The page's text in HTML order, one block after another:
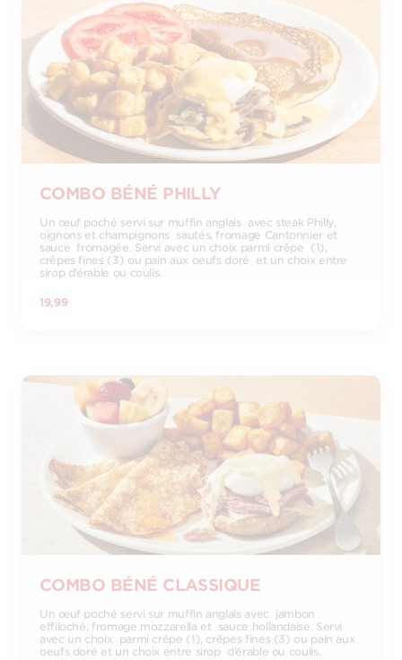
COMBO BÉNÉ PHILLY
Un œuf poché servi sur muffin anglais avec steak Philly,
oignons et champignons sautés, fromage Cantonnier et
sauce fromagée. Servi avec un choix parmi crêpe (1),
crêpes fines (3) ou pain aux oeufs doré et un choix entre
sirop d’érable ou coulis.
19,99
COMBO BÉNÉ CLASSIQUE
Un œuf poché servi sur muffin anglais avec jambon
effiloché, fromage mozzarella et sauce hollandaise. Servi
avec un choix parmi crêpe (1), crêpes fines (3) ou pain aux
oeufs doré et un choix entre sirop d’érable ou coulis.